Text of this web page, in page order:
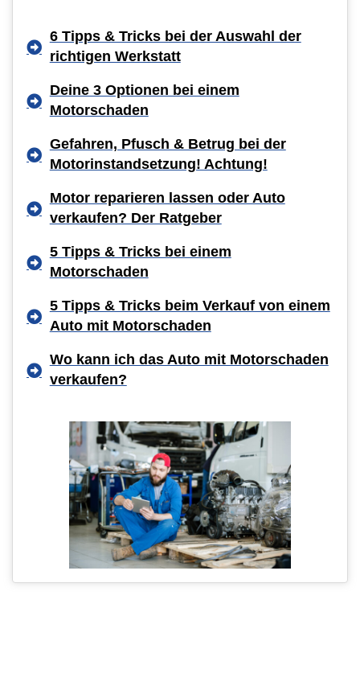
6 Tipps & Tricks bei der Auswahl der
richtigen Werkstatt
Deine 3 Optionen bei einem
Motorschaden
Gefahren, Pfusch & Betrug bei der
Motorinstandsetzung! Achtung!
Motor reparieren lassen oder Auto
verkaufen? Der Ratgeber
5 Tipps & Tricks bei einem
Motorschaden
5 Tipps & Tricks beim Verkauf von einem
Auto mit Motorschaden
Wo kann ich das Auto mit Motorschaden
verkaufen?